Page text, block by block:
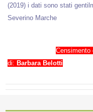
(2019) i dati sono stati
Severino Marche
Censimento
di:Barbara Belotti